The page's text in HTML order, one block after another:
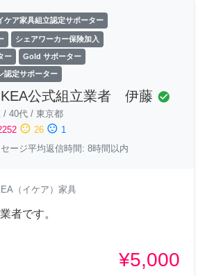
ケア家具組立認定サポーター
シェアワーカー保険加入
ー Gold サポーター
認定サポーター
公式組立業者 伊藤 check_circle
/ 40代 / 東京都
sentiment_neutral 26 sentiment_dissatisfied 1
セージ平均返信時間: 8時間以内
（イケア）家具
者です。
¥5,000